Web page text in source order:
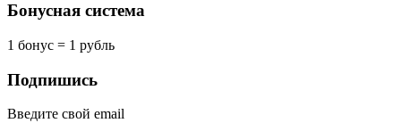
Бонусная система
1 бонус = 1 рубль
Подпишись
Введите свой email